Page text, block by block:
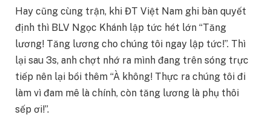
Hay cũng cùng trận, khi ĐT Việt Nam ghi bàn quyết
định thì BLV Ngọc Khánh lập tức hét lớn “Tăng
lương! Tăng lương cho chúng tôi ngay lập tức!”. Thì
lại sau 3s, anh chợt nhớ ra mình đang trên sóng trực
tiếp nên lại bồi thêm “À không! Thực ra chúng tôi đi
làm vì đam mê là chính, còn tăng lương là phụ thôi
sếp ơi!”.